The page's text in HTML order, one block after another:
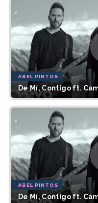
ABEL PINTOS
De Mí, Contigo ft.
ABEL PINTOS
De Mí, Contigo ft.